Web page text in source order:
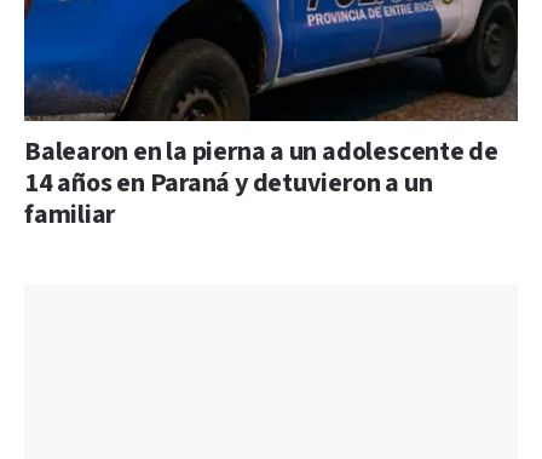
Balearon en la pierna a un adolescente de
14 años en Paraná y detuvieron a un
familiar